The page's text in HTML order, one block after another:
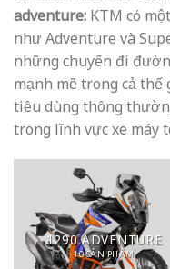
adventure: KTM có
như Adventure và
những chuyến đi
mạnh mẽ trong cả
tiêu dùng thông
trong lĩnh vực xe máy
1290 ADVENTURE
10 SẢN PHẨM